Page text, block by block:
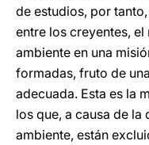
de estudios, por
entre los creyentes,
ambiente en una
formadas, fruto de
adecuada. Esta es la
los que, a causa de
ambiente, están